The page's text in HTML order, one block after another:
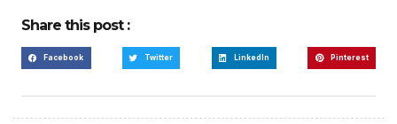
Share this post :
Facebook Twitter LinkedIn Pinterest